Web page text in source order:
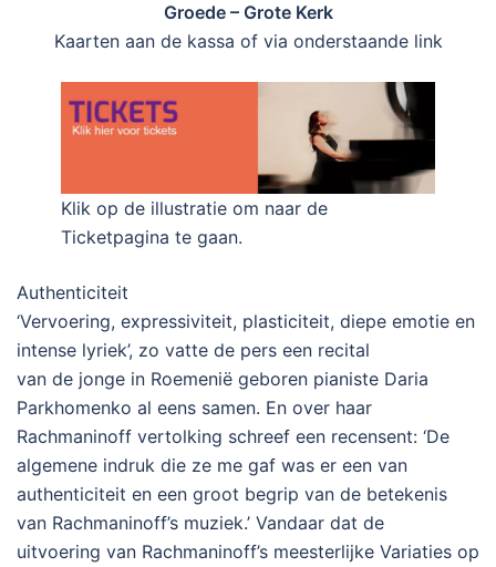
Groede – Grote Kerk
Kaarten aan de kassa of via onderstaande link
Klik op de illustratie om naar de
Ticketpagina te gaan.
Authenticiteit
‘Vervoering, expressiviteit, plasticiteit, diepe emotie en
intense lyriek’, zo vatte de pers een recital
van de jonge in Roemenië geboren pianiste Daria
Parkhomenko al eens samen. En over haar
Rachmaninoff vertolking schreef een recensent: ‘De
algemene indruk die ze me gaf was er een van
authenticiteit en een groot begrip van de betekenis
van Rachmaninoff’s muziek.’ Vandaar dat de
uitvoering van Rachmaninoff’s meesterlijke Variaties op